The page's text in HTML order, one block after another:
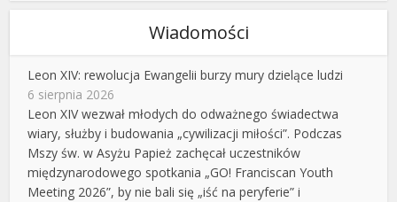
Wiadomości
Leon XIV: rewolucja Ewangelii burzy mury dzielące ludzi
6 sierpnia 2026
Leon XIV wezwał młodych do odważnego świadectwa
wiary, służby i budowania „cywilizacji miłości”. Podczas
Mszy św. w Asyżu Papież zachęcał uczestników
międzynarodowego spotkania „GO! Franciscan Youth
Meeting 2026”, by nie bali się „iść na peryferie” i